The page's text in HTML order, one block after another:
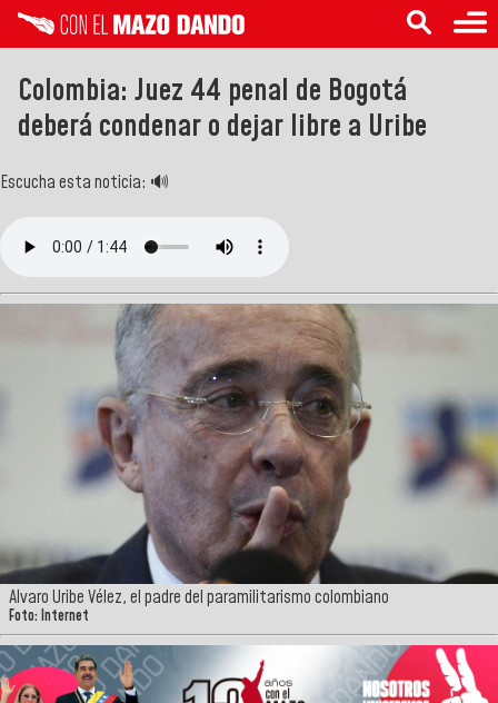
Colombia: Juez 44 penal de Bogotá
deberá condenar o dejar libre a Uribe
Escucha esta noticia: 🔊
Alvaro Uribe Vélez, el padre del paramilitarismo colombiano
Foto: Internet